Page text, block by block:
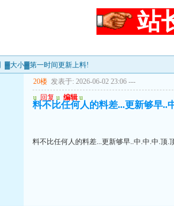
站
▓大小▓第一时间更新上料!
20楼 发表于: 2026-06-02 23:06 ---
u 回复 u 编辑 u
料不比任何人的料差...更新够早..
料不比任何人的料差...更新够早..中.中.中.顶.